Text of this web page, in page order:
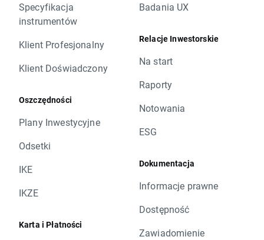
Specyfikacja
instrumentów
Klient Profesjonalny
Klient Doświadczony
Oszczędności
Plany Inwestycyjne
Odsetki
IKE
IKZE
Karta i Płatności
Badania UX
Relacje Inwestorskie
Na start
Raporty
Notowania
ESG
Dokumentacja
Informacje prawne
Dostępność
Zawiadomienie